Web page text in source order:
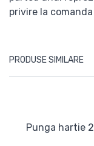
privire la comanda
PRODUSE SIMILARE
Punga hartie